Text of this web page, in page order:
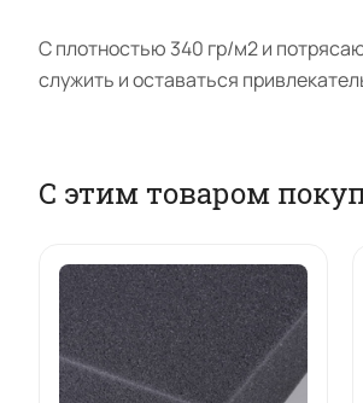
С плотностью 340 гр/м2 и
служить и оставаться
С этим товаром